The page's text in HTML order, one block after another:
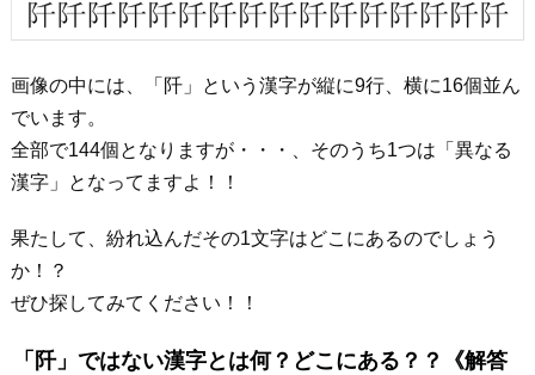
画像の中には、「阡」という漢字が縦に9行、横に16個並ん
でいます。
全部で144個となりますが・・・、そのうち1つは「異なる
漢字」となってますよ！！
果たして、紛れ込んだその1文字はどこにあるのでしょう
か！？
ぜひ探してみてください！！
「阡」ではない漢字とは何？どこにある？？《解答